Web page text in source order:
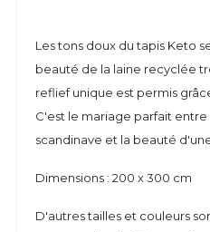
Les tons doux du tapis Keto
beauté de la laine recyclée
reflief unique est permis
C'est le mariage parfait
scandinave et la beauté
Dimensions : 200 x 300 cm
D'autres tailles et couleurs